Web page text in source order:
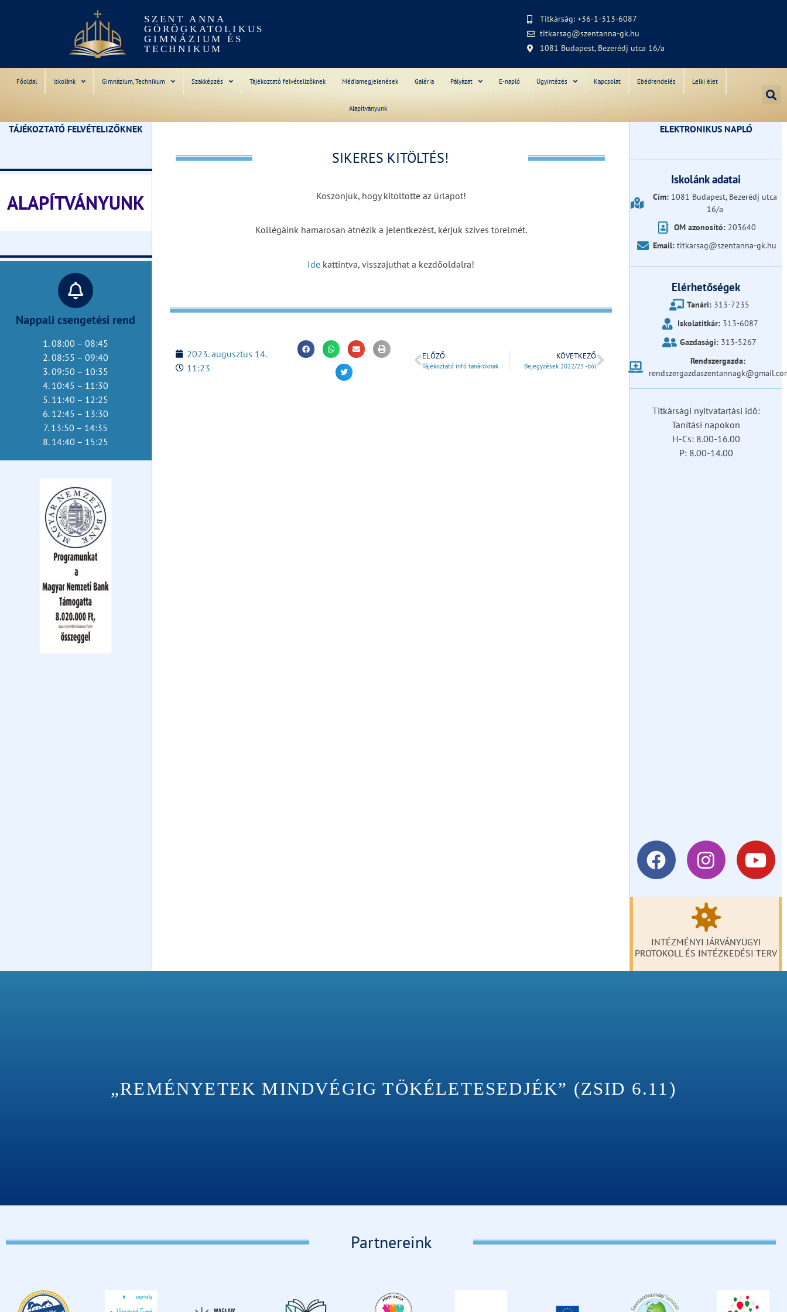
SZENT ANNA
GÖRÖGKATOLIKUS
GIMNÁZIUM ÉS
TECHNIKUM
Titkárság: +36-1-313-6087
titkarsag@szentanna-gk.hu
1081 Budapest, Bezerédj utca 16/a
Főoldal Iskolánk Gimnázium, Technikum Szakképzés Tájékoztató felvételizőknek Médiamegjelenések Galéria Pályázat E-napló Ügyintézés Kapcsolat Ebédrendelés Lelki élet
Alapítványunk
TÁJÉKOZTATÓ FELVÉTELIZŐKNEK
______________________________________
ALAPÍTVÁNYUNK
Nappali csengetési rend
1. 08:00 – 08:45
2. 08:55 – 09:40
3. 09:50 – 10:35
4. 10:45 – 11:30
5. 11:40 – 12:25
6. 12:45 – 13:30
7. 13:50 – 14:35
8. 14:40 – 15:25
SIKERES KITÖLTÉS!
Köszönjük, hogy kitöltötte az űrlapot!
Kollégáink hamarosan átnézik a jelentkezést, kérjük szíves törelmét.
Ide kattintva, visszajuthat a kezdőoldalra!
2023. augusztus 14.
11:23
ELŐZŐ
Tájékoztató infó tanároknak
KÖVETKEZŐ
Bejegyzések 2022/23 -ból
ELEKTRONIKUS NAPLÓ
Iskolánk adatai
Cím:1081 Budapest, Bezerédj utca
16/a
OM azonosító:203640
Email: titkarsag@szentanna-gk.hu
Elérhetőségek
Tanári:313-7235
Iskolatitkár: 313-6087
Gazdasági:313-5267
Rendszergazda:
Titkársági nyitvatartási idő:
Tanítási napokon
H-Cs: 8.00-16.00
P: 8.00-14.00
INTÉZMÉNYI JÁRVÁNYÜGYI
PROTOKOLL ÉS INTÉZKEDÉSI TERV
„REMÉNYETEK MINDVÉGIG TÖKÉLETESEDJÉK” (ZSID 6.11)
Partnereink